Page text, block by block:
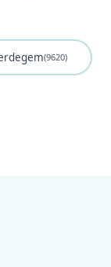
(9620)